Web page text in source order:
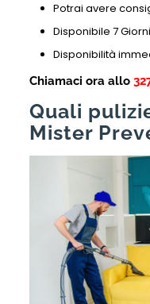
Potrai avere
Disponibile 7
Disponibilità
Chiamaci ora allo
Quali
Mister